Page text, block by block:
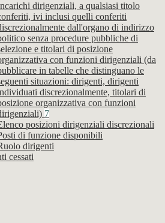
dirigenziali, a qualsiasi titolo
ivi inclusi quelli conferiti
dall'organo di indirizzo
senza procedure pubbliche di
e titolari di posizione
con funzioni dirigenziali (da
in tabelle che distinguano le
situazioni: dirigenti, dirigenti
discrezionalmente, titolari di
organizzativa con funzioni
7
posizioni dirigenziali discrezionali
di funzione disponibili
dirigenti
cessati